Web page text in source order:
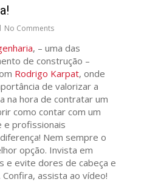
No Comments
, – uma das
de construção –
Rodrigo Karpat, onde
de valorizar a
na hora de contratar um
como contar com um
e profissionais
Nem sempre o
opção. Invista em
e evite dores de cabeça e
assista ao vídeo!